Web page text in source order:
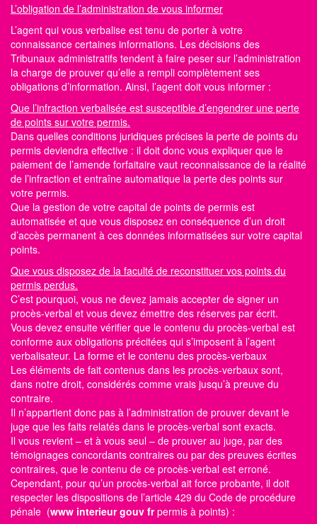
L’obligation de l’administration de vous informer
L’agent qui vous verbalise est tenu de porter à votre
connaissance certaines informations. Les décisions des
Tribunaux administratifs tendent à faire peser sur l’administration
la charge de prouver qu’elle a rempli complètement ses
obligations d’information. Ainsi, l’agent doit vous informer :
Que l’infraction verbalisée est susceptible d’engendrer une perte
de points sur votre permis.
Dans quelles conditions juridiques précises la perte de points du
permis deviendra effective : il doit donc vous expliquer que le
paiement de l’amende forfaitaire vaut reconnaissance de la réalité
de l’infraction et entraîne automatique la perte des points sur
votre permis.
Que la gestion de votre capital de points de permis est
automatisée et que vous disposez en conséquence d’un droit
d’accès permanent à ces données informatisées sur votre capital
points.
Que vous disposez de la faculté de reconstituer vos points du
permis perdus.
C’est pourquoi, vous ne devez jamais accepter de signer un
procès-verbal et vous devez émettre des réserves par écrit.
Vous devez ensuite vérifier que le contenu du procès-verbal est
conforme aux obligations précitées qui s’imposent à l’agent
verbalisateur. La forme et le contenu des procès-verbaux
Les éléments de fait contenus dans les procès-verbaux sont,
dans notre droit, considérés comme vrais jusqu’à preuve du
contraire.
Il n’appartient donc pas à l’administration de prouver devant le
juge que les faits relatés dans le procès-verbal sont exacts.
Il vous revient – et à vous seul – de prouver au juge, par des
témoignages concordants contraires ou par des preuves écrites
contraires, que le contenu de ce procès-verbal est erroné.
Cependant, pour qu’un procès-verbal ait force probante, il doit
respecter les dispositions de l’article 429 du Code de procédure
pénale (www interieur gouv frpermis à points) :